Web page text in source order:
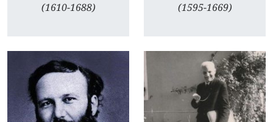
(1610-1688)
(1595-1669)